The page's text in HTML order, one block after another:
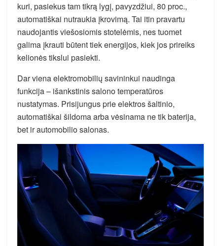
kuri, pasiekus tam tikrą lygį, pavyzdžiui, 80 proc.,
automatiškai nutraukia įkrovimą. Tai itin pravartu
naudojantis viešosiomis stotelėmis, nes tuomet
galima įkrauti būtent tiek energijos, kiek jos prireiks
kelionės tikslui pasiekti.
Dar viena elektromobilių savininkui naudinga
funkcija – išankstinis salono temperatūros
nustatymas. Prisijungus prie elektros šaltinio,
automatiškai šildoma arba vėsinama ne tik baterija,
bet ir automobilio salonas.